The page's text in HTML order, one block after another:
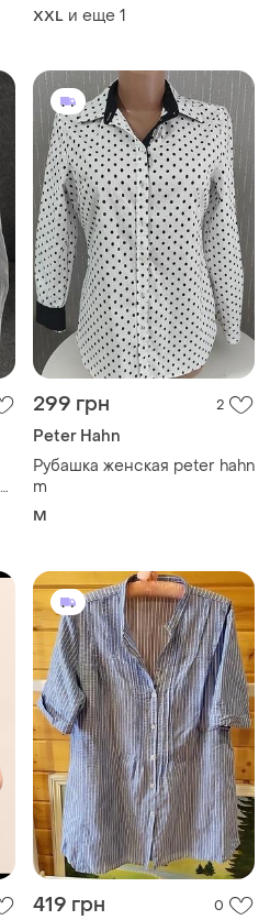
XXL и еще 1
299 грн 2
Peter Hahn
Рубашка женская peter hahn
m
M
419 грн 0